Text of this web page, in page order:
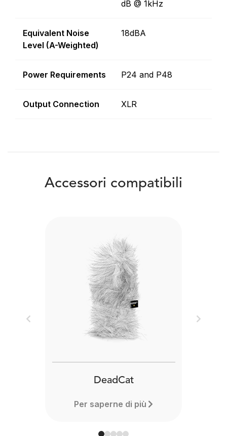
dB @ 1kHz
Equivalent Noise
Level (A-Weighted)
18dBA
Power Requirements P24 and P48
Output Connection XLR
Accessori compatibili
DeadCat
Per saperne di più
Previous Next